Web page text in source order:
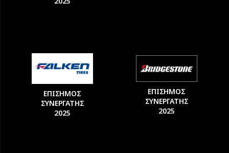
ΕΠΙΣΗΜΟΣ
ΣΥΝΕΡΓΑΤΗΣ
2025
ΕΠΙΣΗΜΟΣ
ΣΥΝΕΡΓΑΤΗΣ
2025